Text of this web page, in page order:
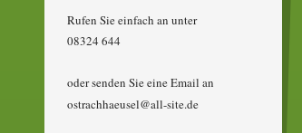
Rufen Sie einfach an unter
08324 644
oder senden Sie eine Email an
ostrachhaeusel@all-site.de